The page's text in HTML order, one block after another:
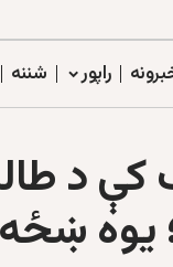
راپور شننه
د
یوه